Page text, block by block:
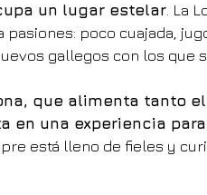
un lugar estelar. La
pasiones: poco cuajada,
gallegos con los que
que alimenta tanto
en una experiencia
está lleno de fieles y